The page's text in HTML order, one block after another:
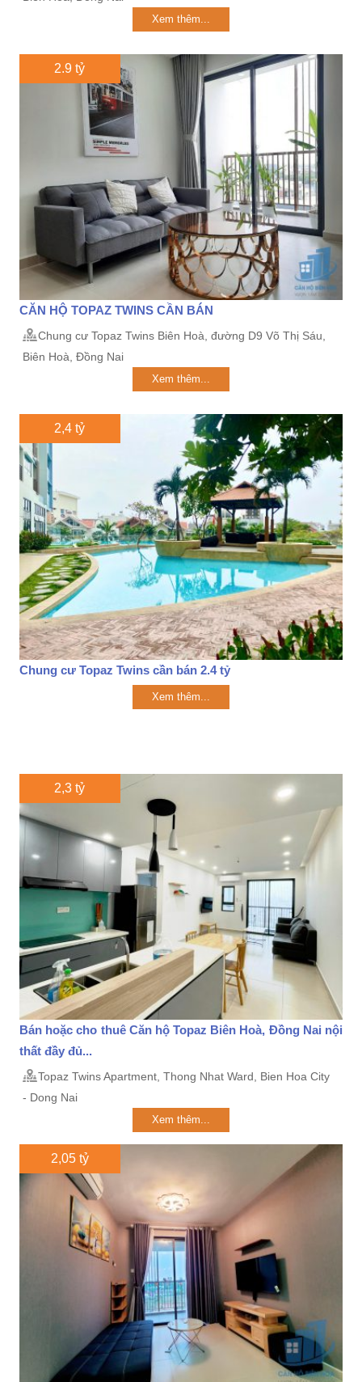
Xem thêm...
2.9 tỷ
CĂN HỘ TOPAZ TWINS CẦN BÁN
Chung cư Topaz Twins Biên Hoà, đường D9 Võ Thị Sáu,
Biên Hoà, Đồng Nai
Xem thêm...
2,4 tỷ
Chung cư Topaz Twins cần bán 2.4 tỷ
Xem thêm...
2,3 tỷ
Bán hoặc cho thuê Căn hộ Topaz Biên Hoà, Đồng Nai nội
thất đầy đủ...
Topaz Twins Apartment, Thong Nhat Ward, Bien Hoa City
- Dong Nai
Xem thêm...
2,05 tỷ